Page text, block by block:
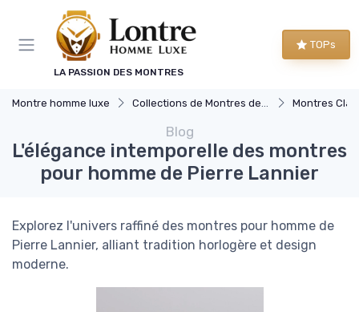
LA PASSION DES MONTRES
TOPs
Montre homme luxe Collections de Montres de Luxe Montres
Blog
L'élégance intemporelle des montres
pour homme de Pierre Lannier
Explorez l'univers raffiné des montres pour homme de
Pierre Lannier, alliant tradition horlogère et design
moderne.
Panneau de gestion des cookies